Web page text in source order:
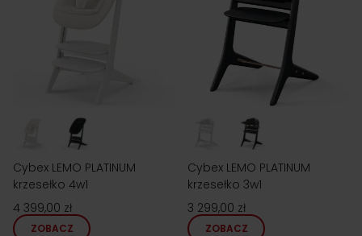
Cybex LEMO PLATINUM
krzesełko 4w1
4 399,00 zł
ZOBACZ
Cybex LEMO PLATINUM
krzesełko 3w1
3 299,00 zł
ZOBACZ